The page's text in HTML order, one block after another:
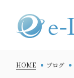
HOME ブログ